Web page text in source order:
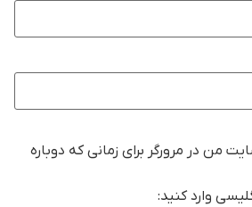
من در مرورگر برای زمانی که دوباره
وارد کنید: